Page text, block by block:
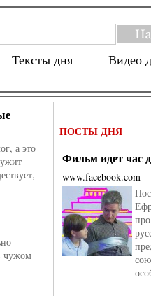
Тексты дня Видео
а это
чужом
ПОСТЫ ДНЯ
Фильм идет час
www.facebook.com